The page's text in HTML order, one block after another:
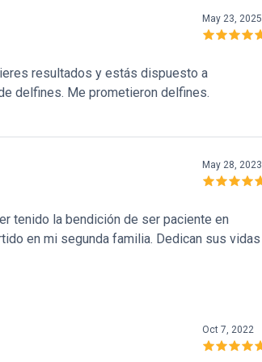
May 23, 2025
resultados y estás dispuesto a
delfines. Me prometieron delfines.
May 28, 2023
tenido la bendición de ser paciente en
en mi segunda familia. Dedican sus vidas
sea posible! El centro tiene un ambiente
Oct 7, 2022